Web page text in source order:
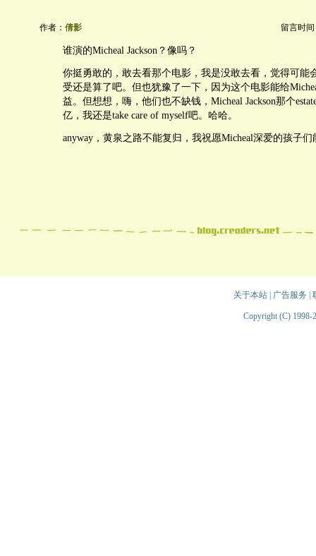
作者： 倩影 留言时间
谁演的Micheal Jackson？像吗？
你挺勇敢的，敢去看那个电影，我是没敢去看，觉得可能
受还是算了吧。但也犹豫了一下，因为这个电影能给
益。但想想，嗨，他们也不缺钱，Micheal Jackson那个
亿，我还是take care of myself吧。哈哈。
anyway，黄泉之路不能复归，我祝愿Micheal深爱的孩子们
关于本站| 广告服务
Copyright (C) 1998-